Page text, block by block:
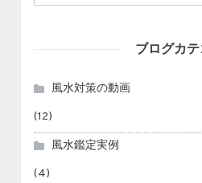
ブログカテ
風水対策の動画
(12)
風水鑑定実例
(4)